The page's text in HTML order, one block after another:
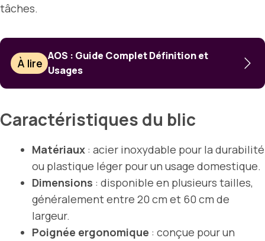
tâches.
À lire
AOS : Guide Complet Définition et
Usages
Caractéristiques du blic
Matériaux : acier inoxydable pour la durabilité
ou plastique léger pour un usage domestique.
Dimensions : disponible en plusieurs tailles,
généralement entre 20 cm et 60 cm de
largeur.
Poignée ergonomique : conçue pour un